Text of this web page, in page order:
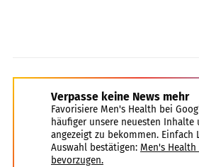
Verpasse keine News mehr
Favorisiere Men's Health bei
häufiger unsere neuesten Inhalte
angezeigt zu bekommen. Einfach
Auswahl bestätigen: Men's
bevorzugen.